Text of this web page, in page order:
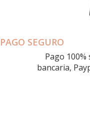
PAGO SEGURO
Pago
bancaria,